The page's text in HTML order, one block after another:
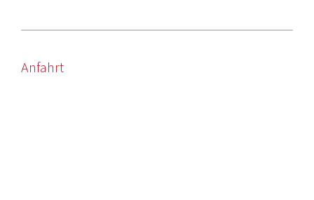
Anfahrt